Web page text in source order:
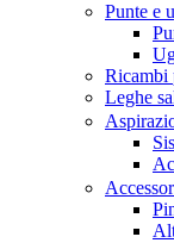
Punte e
Ricambi
Leghe